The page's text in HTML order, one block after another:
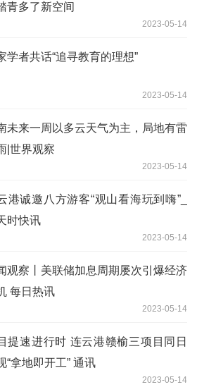
青多了新空间
2023-05-14
学者共话“追寻教育的理想”
2023-05-14
未来一周以多云天气为主，局地有雷
|世界观察
2023-05-14
港诚邀八方游客“观山看海玩到嗨”_
时快讯
2023-05-14
观察丨美联储加息周期屡次引爆经济
每日热讯
2023-05-14
提速进行时 连云港赣榆三项目同日
“拿地即开工” 通讯
2023-05-14